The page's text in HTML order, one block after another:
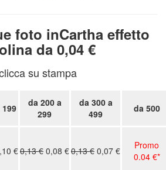
foto inCartha effetto
da 0,04 €
su stampa
da 200 a
299
da 300 a
499
da 500
€0,13 € 0,08 €0,13 € 0,07 €
Promo
0.04 €*